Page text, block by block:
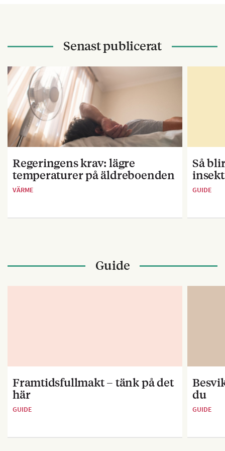
Senast publicerat
Regeringens krav: lägre
temperaturer på äldreboenden
VÄRME
Så
GUIDE
Guide
Framtidsfullmakt – tänk på det
här
GUIDE
du
GUIDE